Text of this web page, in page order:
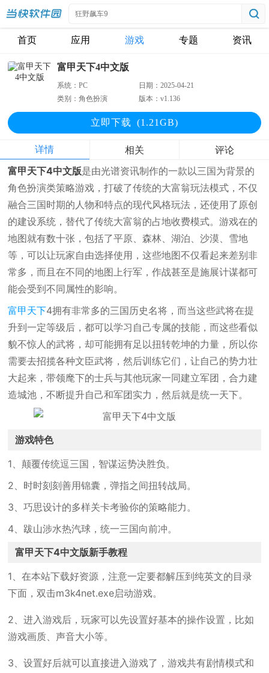
首页 应用 游戏 专题 资讯
富甲天下4中文版
系统：PC 日期：2025-04-21
类别：角色扮演 版本：v1.136
立即下载 (1.21GB)
详情 相关 评论
富甲天下4中文版是由光谱资讯制作的一款以三国为背景的
角色扮演类策略游戏，打破了传统的大富翁玩法模式，不仅
融合三国时期的人物和特点的现代风格玩法，还使用了原创
的建设系统，替代了传统大富翁的占地收费模式。游戏在的
地图就有数十张，包括了平原、森林、湖泊、沙漠、雪地
等，可以让玩家自由选择使用，这些地图不仅看起来差别非
常多，而且在不同的地图上行军，作战甚至是施展计谋都可
能会受到不同属性的影响。
富甲天下4拥有非常多的三国历史名将，而当这些武将在提
升到一定等级后，都可以学习自己专属的技能，而这些看似
貌不惊人的武将，却可能拥有足以扭转乾坤的力量，所以你
需要去招揽各种文臣武将，然后训练它们，让自己的势力壮
大起来，带领麾下的士兵与其他玩家一同建立军团，合力建
造城池，不断提升自己和军团实力，然后就是统一天下。
游戏特色
1、颠覆传统逗三国，智谋运势决胜负。
2、时时刻刻善用锦囊，弹指之间扭转战局。
3、巧思设计的多样关卡考验你的策略能力。
4、跋山涉水热汽球，统一三国向前冲。
富甲天下4中文版新手教程
1、在本站下载好资源，注意一定要都解压到纯英文的目录
下面，双击m3k4net.exe启动游戏。
2、进入游戏后，玩家可以先设置好基本的操作设置，比如
游戏画质、声音大小等。
3、设置好后就可以直接进入游戏了，游戏共有剧情模式和